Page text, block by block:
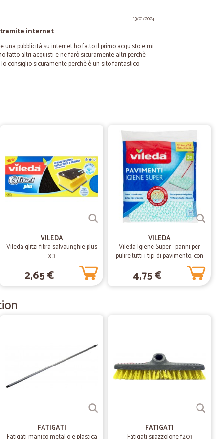
13/01/2024
tramite internet
una pubblicità su internet ho fatto il primo acquisto e mi
fatto altri acquisti e ne farò sicuramente altri perchè
consiglio sicuramente perchè è un sito fantastico
17/06/2020
per tre volte il giorno di consegna, e nei primi 2 giorni
veniva rimandata, per il resto è stato tutto ok,
07/04/2020
sopra la media
14/02/2020
VILEDA
Vileda glitzi fibra salvaunghie plus
x 3
2,65 €
VILEDA
Vileda Igiene Super - panni per
pulire tutti i tipi di pavimento, con
50% in microfibra, 3x 45x50 cm
4,75 €
FATIGATI
Fatigati manico metallo e plastica
FATIGATI
Fatigati spazzolone f203